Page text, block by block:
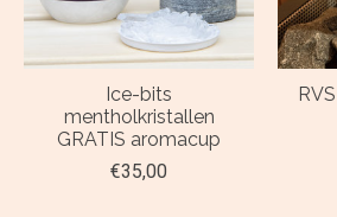
Ice-bits
mentholkristallen
GRATIS aromacup
€35,00